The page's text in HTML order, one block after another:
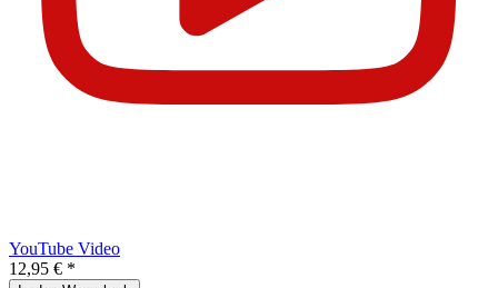
YouTube Video
12,95 € *